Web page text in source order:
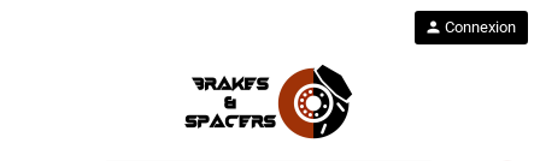
person Connexion